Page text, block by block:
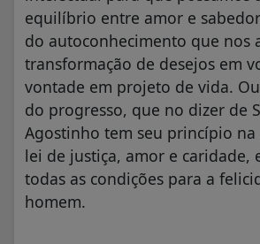
equilíbrio entre amor e
do autoconhecimento que nos
transformação de desejos em
vontade em projeto de vida.
do progresso, que no dizer de
Agostinho tem seu princípio na
lei de justiça, amor e caridade,
todas as condições para a
homem.